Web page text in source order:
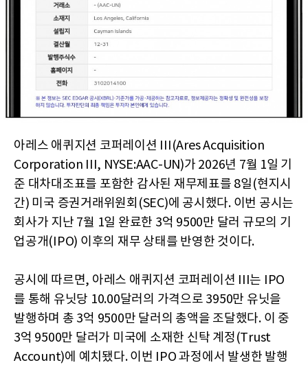
아레스 애퀴지션 코퍼레이션 III(Ares Acquisition
Corporation III, NYSE:AAC-UN)가 2026년 7월 1일 기
준 대차대조표를 포함한 감사된 재무제표를 8일(현지시
간) 미국 증권거래위원회(SEC)에 공시했다. 이번 공시는
회사가 지난 7월 1일 완료한 3억 9500만 달러 규모의 기
업공개(IPO) 이후의 재무 상태를 반영한 것이다.
공시에 따르면, 아레스 애퀴지션 코퍼레이션 III는 IPO
를 통해 유닛당 10.00달러의 가격으로 3950만 유닛을
발행하며 총 3억 9500만 달러의 총액을 조달했다. 이 중
3억 9500만 달러가 미국에 소재한 신탁 계정(Trust
Account)에 예치됐다. 이번 IPO 과정에서 발생한 발행